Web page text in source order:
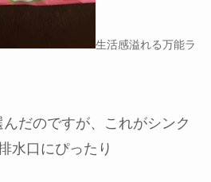
生活感溢れる万能ラ
だのですが、これがシンク
水口にぴったり